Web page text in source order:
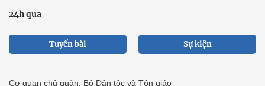
24h qua
Tuyến bài Sự kiện
Cơ quan chủ quản: Bộ Dân tộc và Tôn giáo